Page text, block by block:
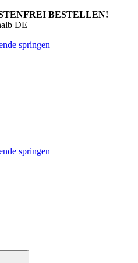
BESTELLEN!
DE
springen
springen